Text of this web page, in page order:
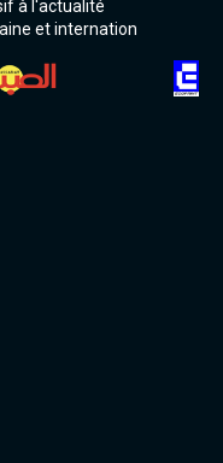
à l'actualité
et internation